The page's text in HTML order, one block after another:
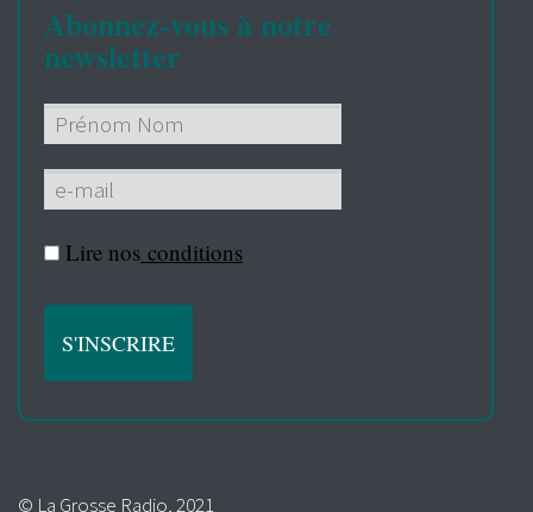
Abonnez-vous à notre
newsletter
Lire nos conditions
© La Grosse Radio, 2021